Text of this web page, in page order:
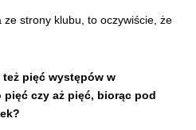
strony klubu, to oczywiście, że
też pięć występów w
czy aż pięć, biorąc pod